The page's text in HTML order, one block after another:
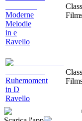
Moderne
Melodie
in e
Ravello
Ruhemoment
in D
Ravello